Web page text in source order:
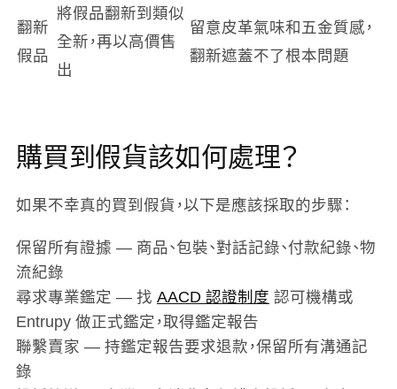
翻新
假品
將假品翻新到類似
全新，再以高價售
出
留意皮革氣味和五金質感，
翻新遮蓋不了根本問題
購買到假貨該如何處理？
如果不幸真的買到假貨，以下是應該採取的步驟：
保留所有證據 — 商品、包裝、對話記錄、付款紀錄、物
流紀錄
尋求專業鑑定 — 找 AACD 認證制度 認可機構或
Entrupy 做正式鑑定，取得鑑定報告
聯繫賣家 — 持鑑定報告要求退款，保留所有溝通記
錄